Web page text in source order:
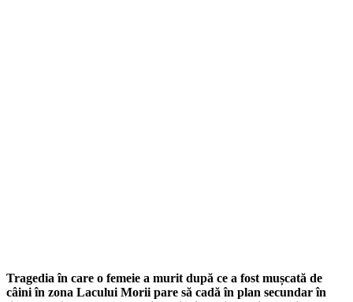
Tragedia în care o femeie a murit după ce a fost mușcată de
câini în zona Lacului Morii pare să cadă în plan secundar în